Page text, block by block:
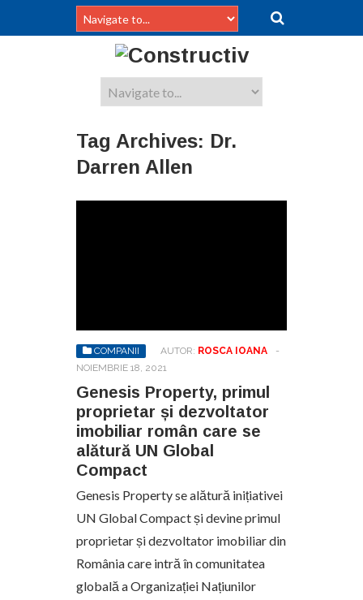
Tag Archives: Dr.
Darren Allen
COMPANII AUTOR: ROSCA IOANA
-
NOIEMBRIE 18, 2021
Genesis Property, primul
proprietar și dezvoltator
imobiliar român care se
alătură UN Global
Compact
Genesis Property se alătură inițiativei
UN Global Compact și devine primul
proprietar și dezvoltator imobiliar din
România care intră în comunitatea
globală a Organizației Națiunilor